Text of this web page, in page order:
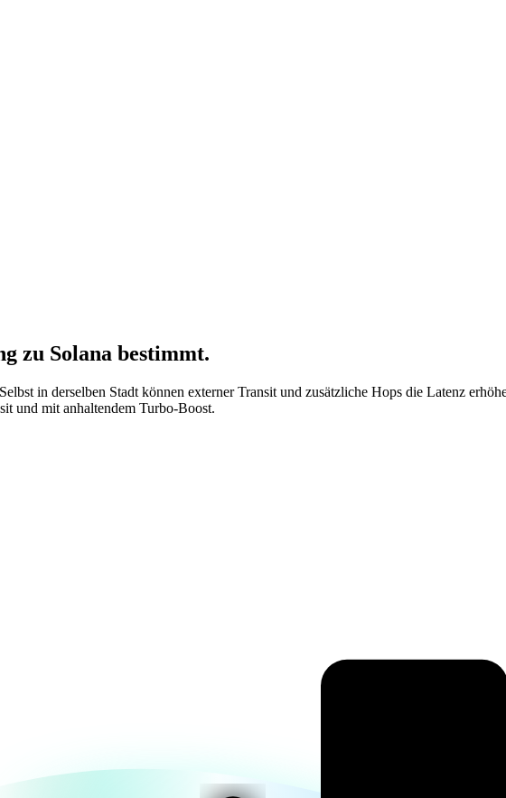
zu Solana bestimmt.
in derselben Stadt können externer Transit und zusätzliche Hops die Latenz
und mit anhaltendem Turbo-Boost.